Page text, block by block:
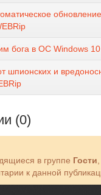
бога в ОС Windows
шпионских и
(0)
в группе Гости
к данной